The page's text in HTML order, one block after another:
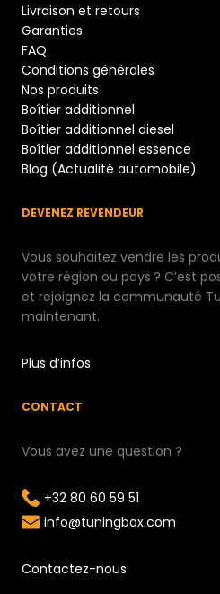
Livraison et retours
Garanties
FAQ
Conditions générales
Nos produits
Boîtier additionnel
Boîtier additionnel diesel
Boîtier additionnel essence
Blog (Actualité automobile)
DEVENEZ REVENDEUR
Vous souhaitez vendre les
votre région ou pays ? C’est
et rejoignez la communauté
maintenant.
Plus d’infos
CONTACT
Vous avez une question ?
+32 80 60 59 51
info@tuningbox.com
Contactez-nous